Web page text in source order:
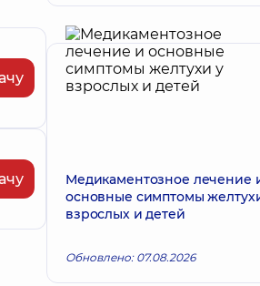
Медикаментозное лечение
основные симптомы
взрослых и детей
Обновлено: 07.08.2026